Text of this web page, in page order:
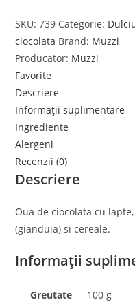
SKU:739 Categorie:
ciocolata Brand: Muzzi
Producator: Muzzi
Favorite
Descriere
Informații suplimentare
Ingrediente
Alergeni
Recenzii (0)
Descriere
Oua de ciocolata cu
(gianduia) si cereale.
Informații
Greutate 100 g